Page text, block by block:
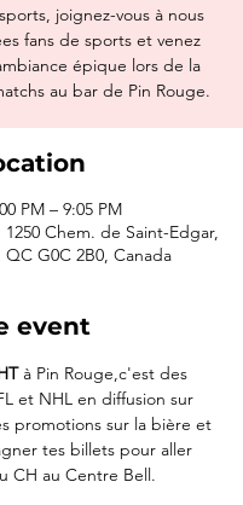
joignez-vous à nous
fans de sports et venez
épique lors de la
au bar de Pin Rouge.
PM – 9:05 PM
Chem. de Saint-Edgar,
G0C 2B0, Canada
event
à Pin Rouge,c'est des
et NHL en diffusion sur
promotions sur la bière et
tes billets pour aller
CH au Centre Bell.